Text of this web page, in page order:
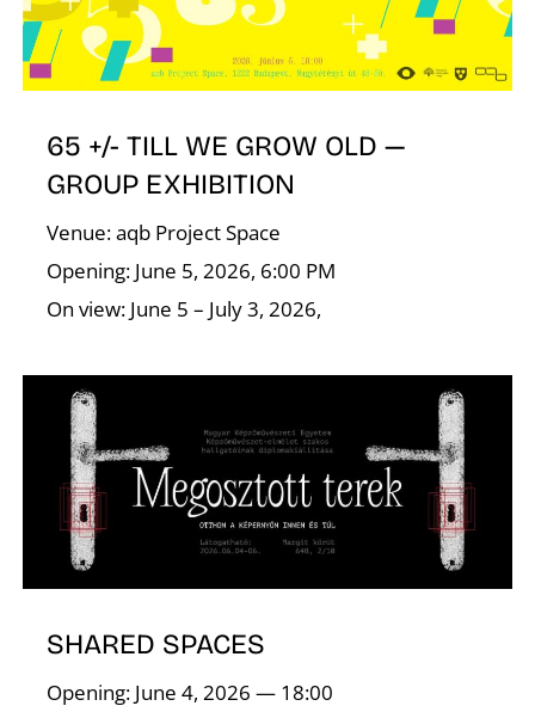
65 +/- TILL WE GROW OLD —
GROUP EXHIBITION
Venue: aqb Project Space
Opening: June 5, 2026, 6:00 PM
On view: June 5 – July 3, 2026,
SHARED SPACES
Opening: June 4, 2026 — 18:00